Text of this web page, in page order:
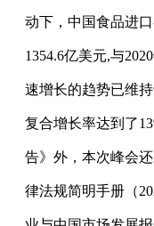
动下，中国食品进
1354.6亿美元,与
速增长的趋势已维
复合增长率达到了
告》外，本次峰会
律法规简明手册（